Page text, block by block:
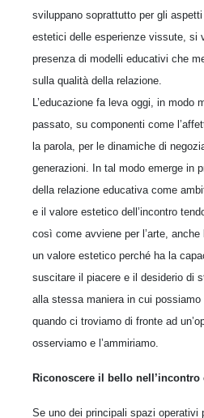
sviluppano soprattutto per gli
estetici delle esperienze vissute, si
presenza di modelli educativi che
sulla qualità della relazione.
L’educazione fa leva oggi, in modo
passato, su componenti come
la parola, per le dinamiche di
generazioni. In tal modo emerge in
della relazione educativa come
e il valore estetico dell’incontro
così come avviene per l’arte,
un valore estetico perché ha la
suscitare il piacere e il desiderio di
alla stessa maniera in cui
quando ci troviamo di fronte ad
osserviamo e l’ammiriamo.
Riconoscere il bello nell’incontro
Se uno dei principali spazi operativi